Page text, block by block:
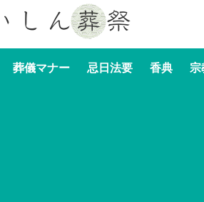
葬儀マナー 忌日法要 香典 宗